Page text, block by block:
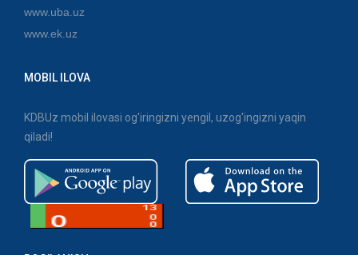
www.uba.uz
www.ek.uz
MOBIL ILOVA
KDBUz mobil ilovasi og'iringizni yengil, uzog'ingizni yaqin
qiladi!